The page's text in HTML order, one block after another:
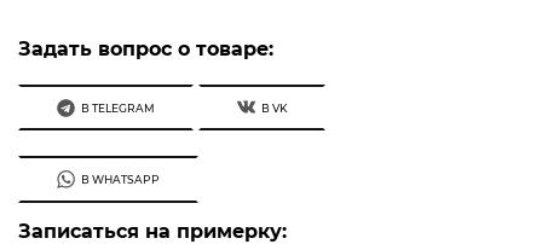
Задать вопрос о товаре:
В TELEGRAM В VK
В WHATSAPP
Записаться на примерку: